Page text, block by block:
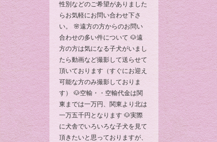
性別などのご希望がありました
らお気軽にお問い合わせ下さ
い。 🌸遠方の方からのお問い
合わせの多い件について 🐶遠
方の方は気になる子犬がいまし
たら動画など撮影して送らせて
頂いております（すぐにお迎え
可能な方のみ撮影しておりま
す） 🐶空輸・・空輸代金は関
東までは一万円、関東より北は
一万五千円となります 🐶実際
に犬舎でいろいろな子犬を見て
頂きたいと思っておりますが、